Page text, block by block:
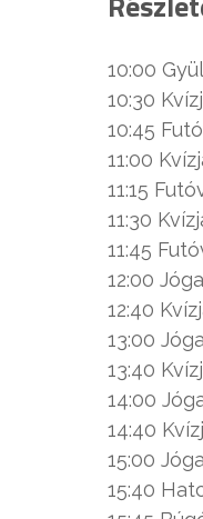
10:00
10:30
10:45
11:00
11:15
11:30
11:45
12:00
12:40
13:00
13:40
14:00
14:40
15:00
15:40